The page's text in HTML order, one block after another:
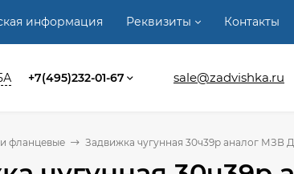
информация Реквизиты Контакты
+7(495)232-01-67 sale@zadvishka.ru
фланцевые Задвижка чугунная 30ч39р аналог МЗВ